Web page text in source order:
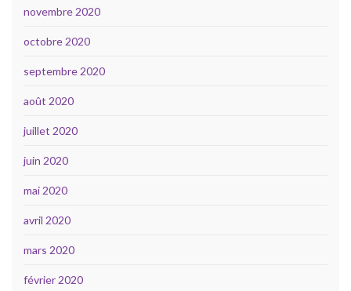
novembre 2020
octobre 2020
septembre 2020
août 2020
juillet 2020
juin 2020
mai 2020
avril 2020
mars 2020
février 2020